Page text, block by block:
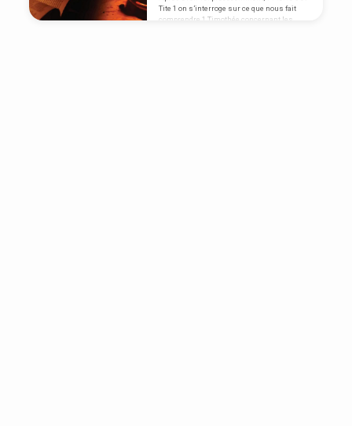
Tite 1 on s’interroge sur ce que nous fait
comprendre 1 Timothée concernant les